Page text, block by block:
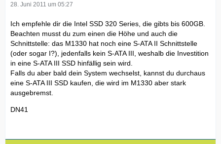
28. Juni 2011 um 05:27
Ich empfehle dir die Intel SSD 320 Series, die gibts bis 600GB.
Beachten musst du zum einen die Höhe und auch die
Schnittstelle: das M1330 hat noch eine S-ATA II Schnittstelle
(oder sogar I?), jedenfalls kein S-ATA III, weshalb die Investition
in eine S-ATA III SSD hinfällig sein wird.
Falls du aber bald dein System wechselst, kannst du durchaus
eine S-ATA III SSD kaufen, die wird im M1330 aber stark
ausgebremst.
DN41